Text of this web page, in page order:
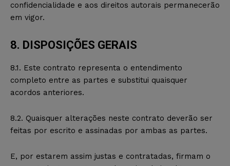
confidencialidade e aos direitos autorais permanecerão
em vigor.
8. DISPOSIÇÕES GERAIS
8.1. Este contrato representa o entendimento
completo entre as partes e substitui quaisquer
acordos anteriores.
8.2. Quaisquer alterações neste contrato deverão ser
feitas por escrito e assinadas por ambas as partes.
E, por estarem assim justas e contratadas, firmam o